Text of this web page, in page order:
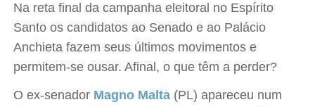
Na reta final da campanha eleitoral no Espírito
Santo os candidatos ao Senado e ao Palácio
Anchieta fazem seus últimos movimentos e
permitem-se ousar. Afinal, o que têm a perder?
O ex-senador Magno Malta (PL) apareceu num